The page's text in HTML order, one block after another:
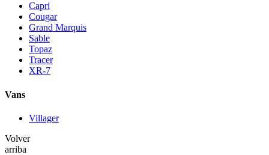
Capri
Cougar
Grand Marquis
Sable
Topaz
Tracer
XR-7
Vans
Villager
Volver
arriba